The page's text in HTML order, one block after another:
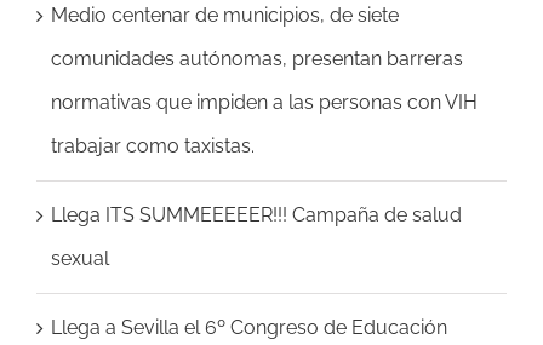
Medio centenar de municipios, de siete
comunidades autónomas, presentan barreras
normativas que impiden a las personas con VIH
trabajar como taxistas.
Llega ITS SUMMEEEEER!!! Campaña de salud
sexual
Llega a Sevilla el 6º Congreso de Educación